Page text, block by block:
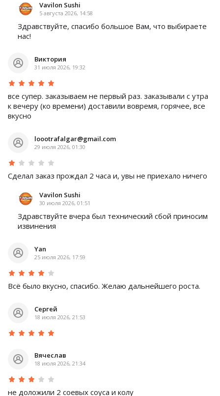
Vavilon Sushi
5 августа 2026, 14:58
Здравствуйте, спасибо большое Вам, что выбираете
нас!
Виктория
31 июля 2026, 19:32
все супер. заказываем не первый раз. заказывали с утра
к вечеру (ко времени) доставили вовремя, горячее, все
вкусно
loootrafalgar@gmail.com
29 июля 2026, 01:30
Сделал заказ прождал 2 часа и, увы не приехало ничего
Vavilon Sushi
30 июля 2026, 01:51
Здравствуйте вчера был технический сбой приносим
извинения
Yan
25 июля 2026, 17:59
Всё было вкусно, спасибо. Желаю дальнейшего роста.
Сергей
18 июля 2026, 21:53
Вячеслав
18 июля 2026, 21:34
не доложили 2 соевых соуса и колу